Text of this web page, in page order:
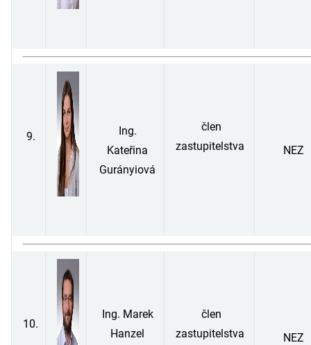
9.
Ing.
Kateřina
Gurányiová
člen
zastupitelstva
NEZ
10.
Ing. Marek
Hanzel
člen
zastupitelstva
NEZ